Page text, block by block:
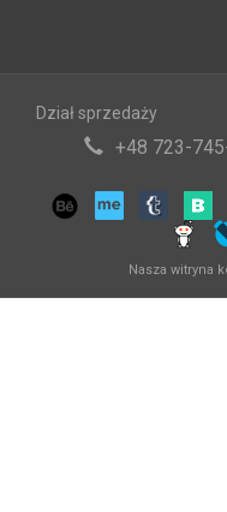
Dział sprzedaży
+48 723-
Nasza witryna